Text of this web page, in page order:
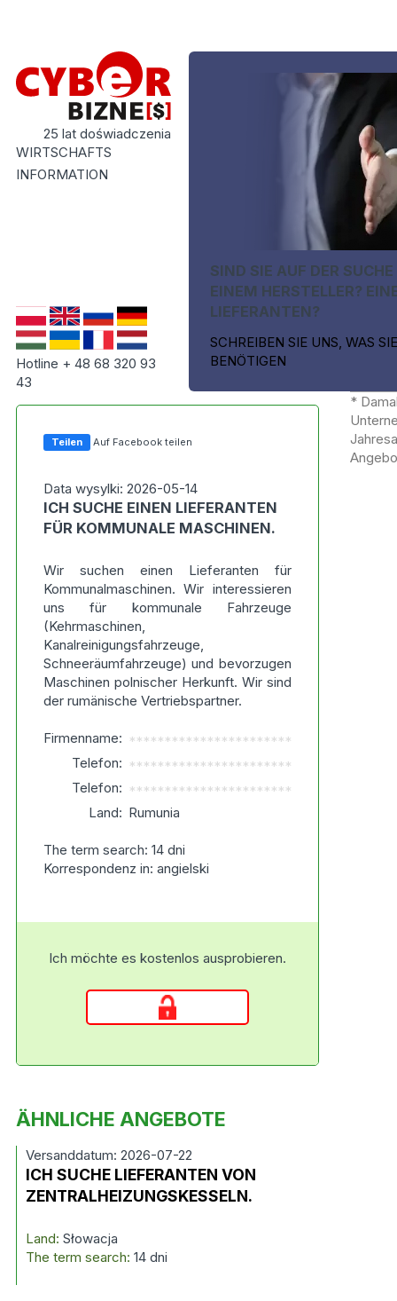
25 lat doświadczenia
WIRTSCHAFTS
INFORMATION
Hotline + 48 68 320 93
43
SIND SIE AUF DER
EINEM HERSTELLER?
LIEFERANTEN?
SCHREIBEN SIE UNS, WAS SIE
BENÖTIGEN
Teilen Auf Facebook teilen
Data wysylki: 2026-05-14
ICH SUCHE EINEN LIEFERANTEN
FÜR KOMMUNALE MASCHINEN.
Wir suchen einen Lieferanten für
Kommunalmaschinen. Wir interessieren
uns für kommunale Fahrzeuge
(Kehrmaschinen,
Kanalreinigungsfahrzeuge,
Schneeräumfahrzeuge) und bevorzugen
Maschinen polnischer Herkunft. Wir sind
der rumänische Vertriebspartner.
Firmenname: ***********************
Telefon: ***********************
Telefon: ***********************
Land: Rumunia
The term search: 14 dni
Korrespondenz in: angielski
Ich möchte es kostenlos ausprobieren.
*
ÄHNLICHE ANGEBOTE
Versanddatum: 2026-07-22
ICH SUCHE LIEFERANTEN VON
ZENTRALHEIZUNGSKESSELN.
Land: Słowacja
The term search: 14 dni